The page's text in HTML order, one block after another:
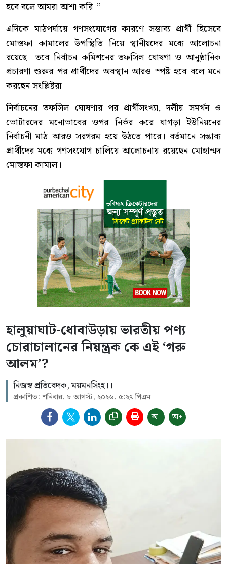
হবে বলে আমরা আশা করি।”
এদিকে মাঠপর্যায়ে গণসংযোগের কারণে সম্ভাব্য প্রার্থী হিসেবে
মোস্তফা কামালের উপস্থিতি নিয়ে স্থানীয়দের মধ্যে আলোচনা
রয়েছে। তবে নির্বাচন কমিশনের তফসিল ঘোষণা ও আনুষ্ঠানিক
প্রচারণা শুরুর পর প্রার্থীদের অবস্থান আরও স্পষ্ট হবে বলে মনে
করছেন সংশ্লিষ্টরা।
নির্বাচনের তফসিল ঘোষণার পর প্রার্থীসংখ্যা, দলীয় সমর্থন ও
ভোটারদের মনোভাবের ওপর নির্ভর করে ঘাগড়া ইউনিয়নের
নির্বাচনী মাঠ আরও সরগরম হয়ে উঠতে পারে। বর্তমানে সম্ভাব্য
প্রার্থীদের মধ্যে গণসংযোগ চালিয়ে আলোচনায় রয়েছেন মোহাম্মদ
মোস্তফা কামাল।
হালুয়াঘাট-ধোবাউড়ায় ভারতীয় পণ্য
চোরাচালানের নিয়ন্ত্রক কে এই ‘গরু
আলম’?
নিজস্ব প্রতিবেদক, ময়মনসিংহ।।
প্রকাশিত: শনিবার, ৮ আগস্ট, ২০২৬, ৫:২৭ পিএম
অ- অ+